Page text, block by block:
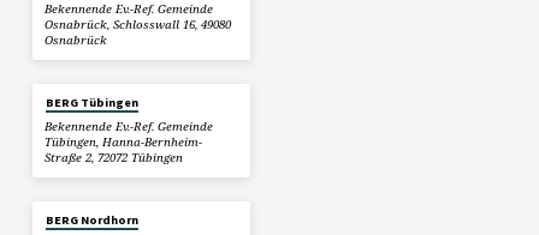
Bekennende Ev.-Ref. Gemeinde
Osnabrück, Schlosswall 16, 49080
Osnabrück
BERG Tübingen
Bekennende Ev.-Ref. Gemeinde
Tübingen, Hanna-Bernheim-
Straße 2, 72072 Tübingen
BERG Nordhorn